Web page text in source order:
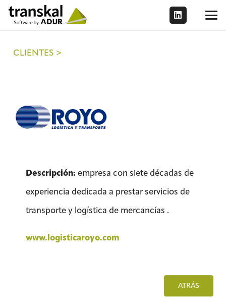
CLIENTES >
Descripción: empresa con siete décadas de
experiencia dedicada a prestar servicios de
transporte y logística de mercancías .
www.logisticaroyo.com
ATRÁS